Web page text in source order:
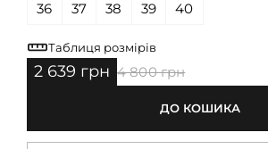
36 37 38 39 40
Таблиця розмірів
2 639 грн 4 800 грн
ДО КОШИКА